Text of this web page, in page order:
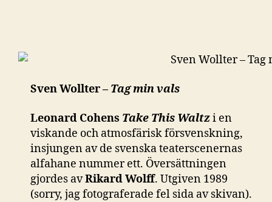
Sven Wollter – Tag min vals
Leonard Cohens Take This Waltzi en
viskande och atmosfärisk försvenskning,
insjungen av de svenska teaterscenernas
alfahane nummer ett. Översättningen
gjordes avRikard Wolff. Utgiven 1989
(sorry, jag fotograferade fel sida av skivan).